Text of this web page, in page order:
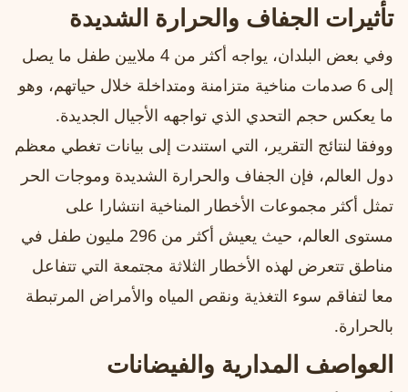
تأثيرات الجفاف والحرارة الشديدة
وفي بعض البلدان، يواجه أكثر من 4 ملايين طفل ما يصل
إلى 6 صدمات مناخية متزامنة ومتداخلة خلال حياتهم، وهو
ما يعكس حجم التحدي الذي تواجهه الأجيال الجديدة.
ووفقا لنتائج التقرير، التي استندت إلى بيانات تغطي معظم
دول العالم، فإن الجفاف والحرارة الشديدة وموجات الحر
تمثل أكثر مجموعات الأخطار المناخية انتشارا على
مستوى العالم، حيث يعيش أكثر من 296 مليون طفل في
مناطق تتعرض لهذه الأخطار الثلاثة مجتمعة التي تتفاعل
معا لتفاقم سوء التغذية ونقص المياه والأمراض المرتبطة
بالحرارة.
العواصف المدارية والفيضانات